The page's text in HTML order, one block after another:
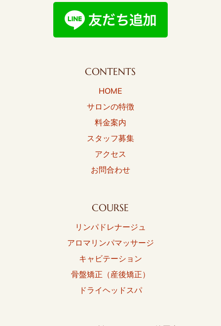
CONTENTS
HOME
サロンの特徴
料金案内
スタッフ募集
アクセス
お問合わせ
COURSE
リンパドレナージュ
アロマリンパマッサージ
キャビテーション
骨盤矯正（産後矯正）
ドライヘッドスパ